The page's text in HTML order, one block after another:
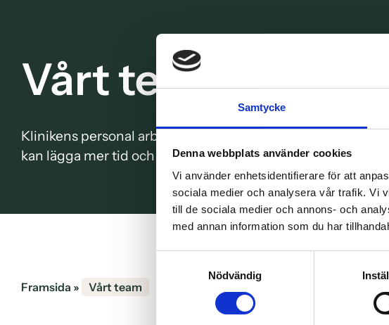
Samtycke
Denna webbplats använder cookies
Vi använder enhetsidentifierare för att
sociala medier och analysera vår trafik. Vi
till de sociala medier och annons- och
med annan information som du har
Nödvändig
Vårt team
Klinikens personal arbetar i team och vi har ett välbeprövat
kan lägga mer tid och resurser på att förbättra både vår
Framsida » Vårt team